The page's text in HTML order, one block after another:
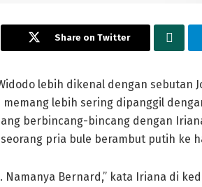
Share on Twitter
lebih dikenal dengan sebutan
memang lebih sering dipanggil
berbincang-bincang dengan
pria bule berambut putih ke
Namanya Bernard,” kata Iriana di